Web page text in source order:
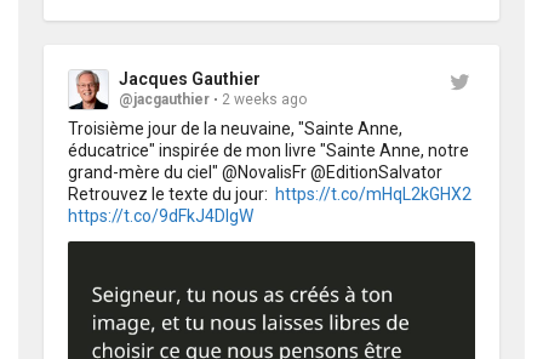
Jacques Gauthier
@jacgauthier 2 weeks ago
Troisième jour de la neuvaine, "Sainte Anne,
éducatrice" inspirée de mon livre "Sainte Anne, notre
grand-mère du ciel" @NovalisFr @EditionSalvator
Retrouvez le texte du jour: https://t.co/mHqL2kGHX2
https://t.co/9dFkJ4DIgW